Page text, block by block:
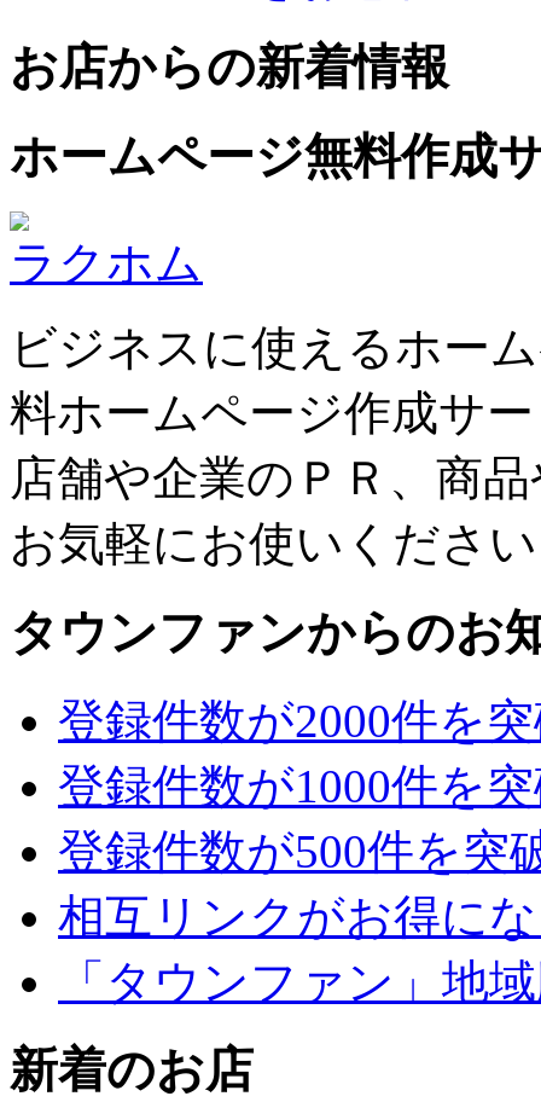
お店からの新着情報
ホームページ無料作成
ラクホム
ビジネスに使えるホー
料ホームページ作成サ
店舗や企業のＰＲ、商
お気軽にお使いくださ
タウンファンからのお
登録件数が2000件を
登録件数が1000件を
登録件数が500件を突
相互リンクがお得に
「タウンファン」地
新着のお店